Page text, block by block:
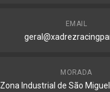
EMAIL
MORADA
Zona Industrial de São